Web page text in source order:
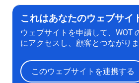
これはあなたのウェブサイ
ウェブサイトを申請して、WOT
にアクセスし、顧客とつながりま
このウェブサイトを連携する